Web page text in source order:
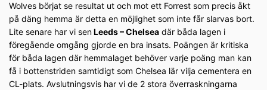
Wolves börjat se resultat ut och mot ett Forrest som precis åkt
på däng hemma är detta en möjlighet som inte får slarvas bort.
Lite senare har vi senLeeds – Chelsea där båda lagen i
föregående omgång gjorde en bra insats. Poängen är kritiska
för båda lagen där hemmalaget behöver varje poäng man kan
få i bottenstriden samtidigt som Chelsea lär vilja cementera en
CL-plats. Avslutningsvis har vi de 2 stora överraskningarna